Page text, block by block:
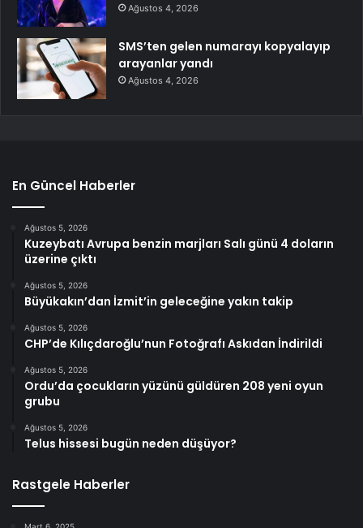
Ağustos 4, 2026
SMS’ten gelen numarayı kopyalayıp
arayanlar yandı
Ağustos 4, 2026
En Güncel Haberler
Ağustos 5, 2026
Kuzeybatı Avrupa benzin marjları Salı günü 4 doların
üzerine çıktı
Ağustos 5, 2026
Büyükakın’dan İzmit’in geleceğine yakın takip
Ağustos 5, 2026
CHP’de Kılıçdaroğlu’nun Fotoğrafı Askıdan İndirildi
Ağustos 5, 2026
Ordu’da çocukların yüzünü güldüren 208 yeni oyun
grubu
Ağustos 5, 2026
Telus hissesi bugün neden düşüyor?
Rastgele Haberler